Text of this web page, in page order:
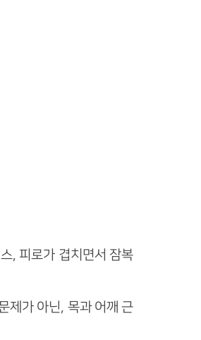
, 피로가 겹치면서 잠복
제가 아닌, 목과 어깨 근